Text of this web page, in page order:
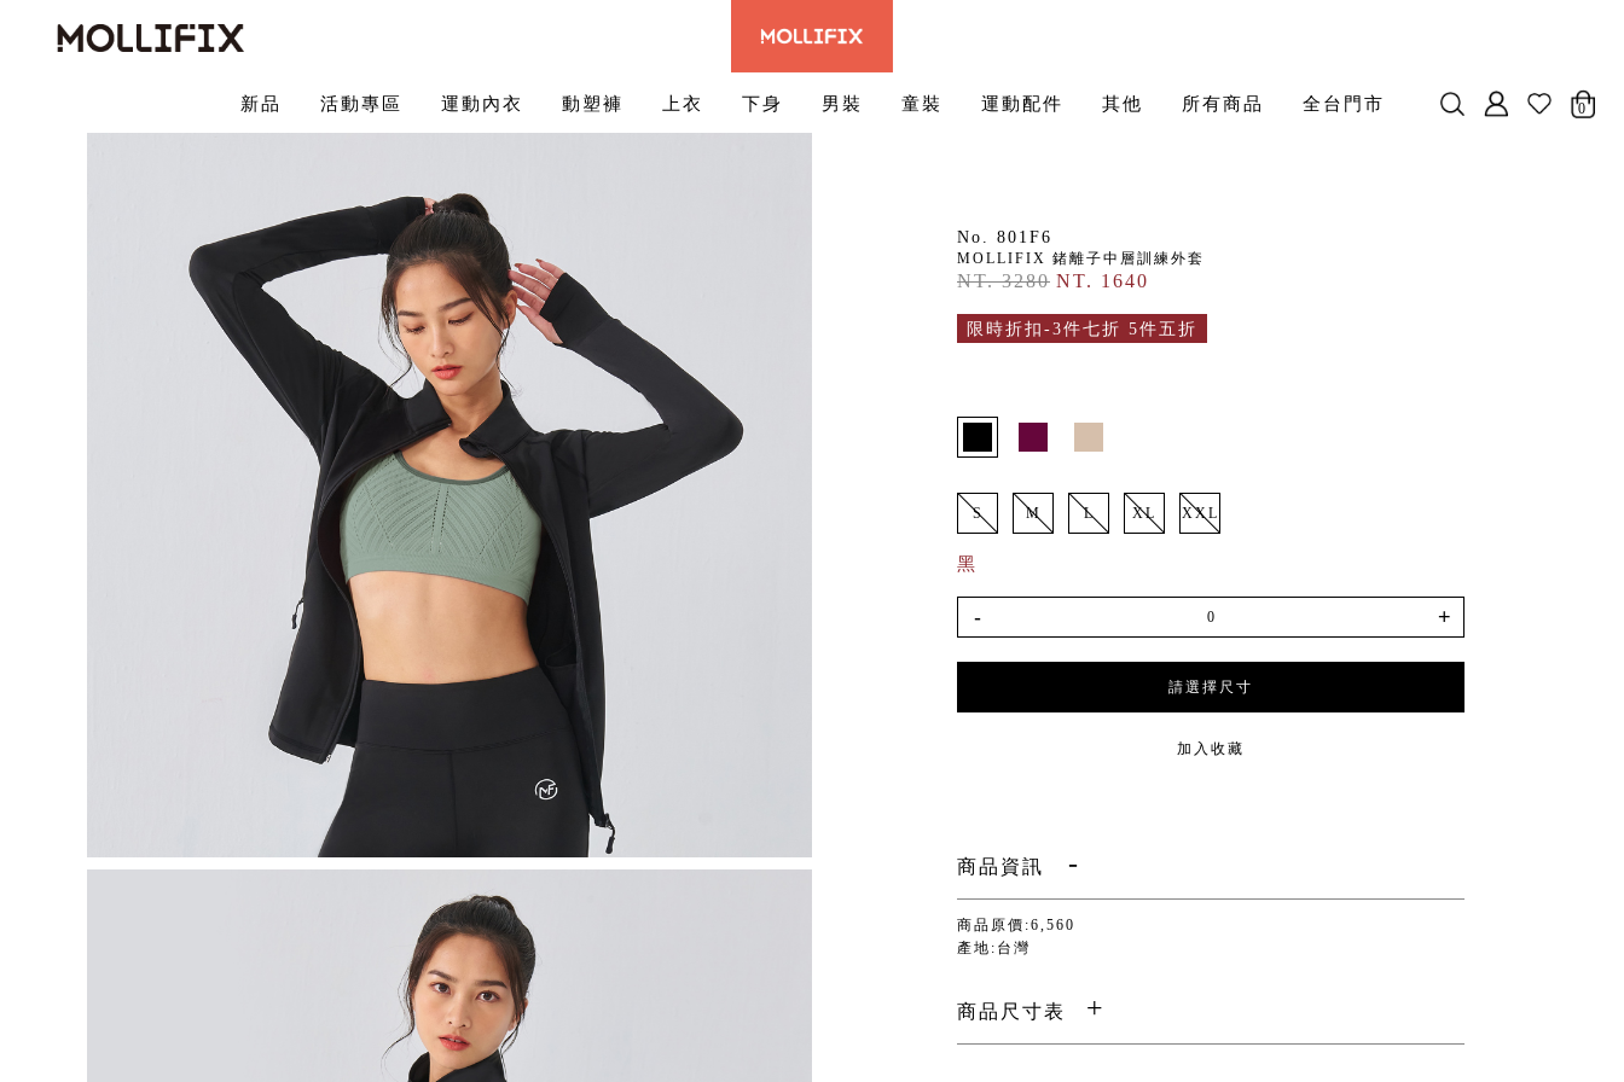
新品 活動專區 運動內衣 動塑褲 上衣 下身 男裝 童裝 運動配件 其他 所有商品 全台門市 0
No. 801F6
MOLLIFIX 鍺離子中層訓練外套
NT. 3280 NT. 1640
限時折扣-3件七折 5件五折
S M L XL XXL
黑
- +
請選擇尺寸
加入收藏
商品資訊
商品原價:6,560
產地:台灣
商品尺寸表